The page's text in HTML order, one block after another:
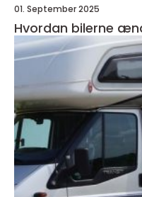
01. September 2025
Hvordan bilerne